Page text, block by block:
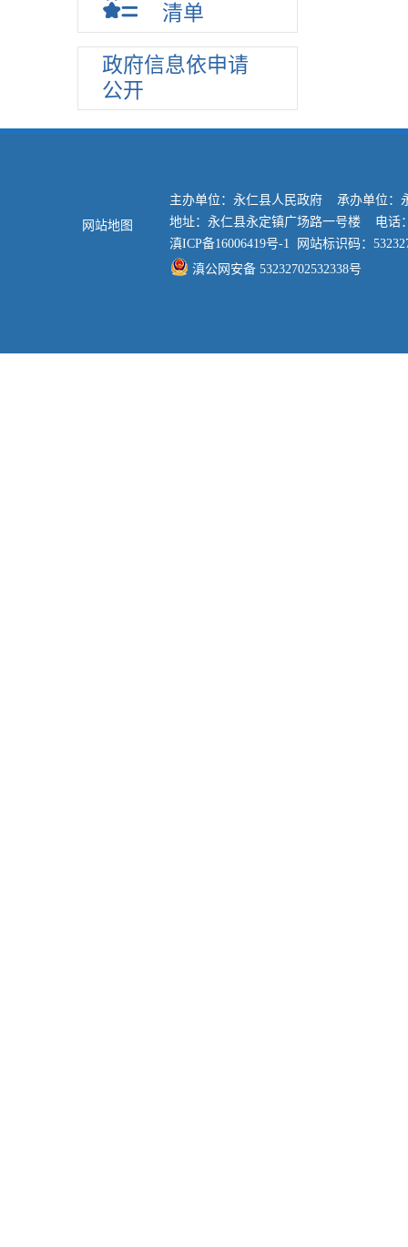
教育信息
相关政策
教育机构
安全生产
文化旅游
清单
政府信息依申请
公开
网站地图
主办单位：永仁县人民政府 承办单位：
地址：永仁县永定镇广场路一号楼 电话
滇ICP备16006419号-1 网站标识码：
滇公网安备 53232702532338号